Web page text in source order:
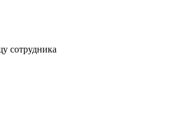
сотрудника